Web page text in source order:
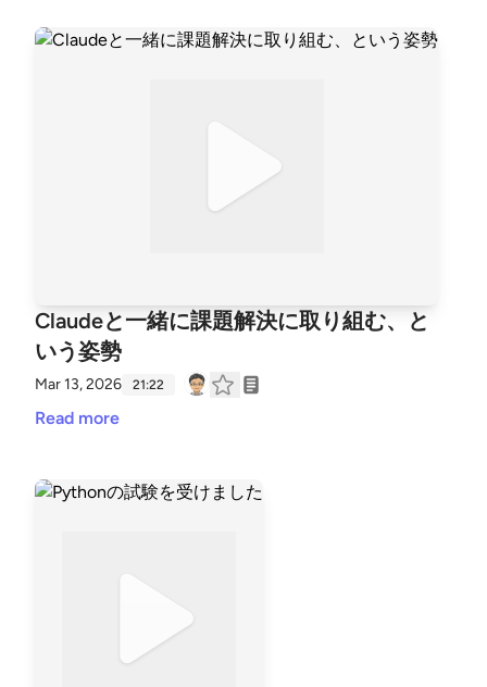
Claudeと一緒に課題解決に取り組む、と
いう姿勢
Mar 13, 2026 21:22
Read more